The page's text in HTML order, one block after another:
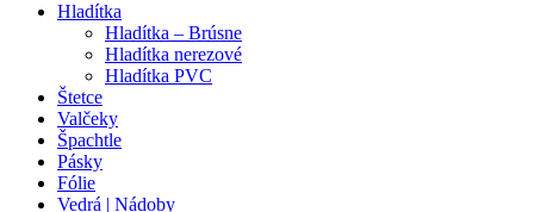
Hladítka
Hladítka – Brúsne
Hladítka nerezové
Hladítka PVC
Štetce
Valčeky
Špachtle
Pásky
Fólie
Vedrá | Nádoby